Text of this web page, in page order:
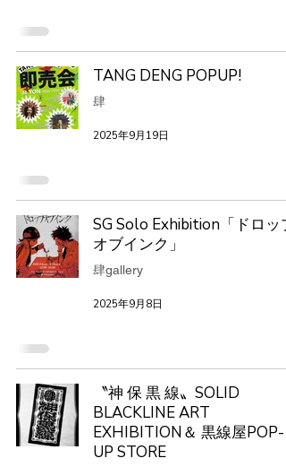
TANG DENG POPUP!
肆
2025年9月19日
SG Solo Exhibition「ドロップ
オブインク」
肆gallery
2025年9月8日
〝神 保 黒 線〟SOLID
BLACKLINE ART
EXHIBITION＆ 黒線屋POP-
UP STORE